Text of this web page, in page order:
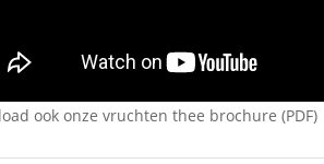
ook onze vruchten thee brochure (PDF)